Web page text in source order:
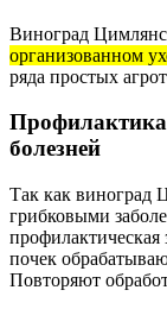
Виноград
организованном
ряда простых
Профилактика
болезней
Так как виноград
грибковыми
почек
Повторяют